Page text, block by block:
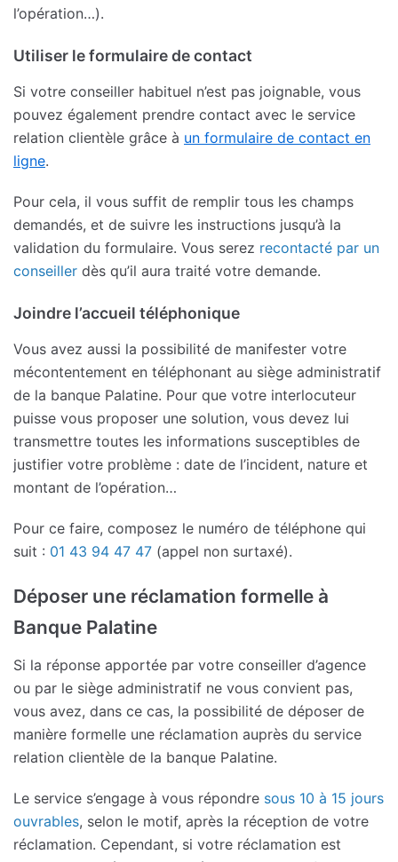
l’opération…).
Utiliser le formulaire de contact
Si votre conseiller habituel n’est pas joignable, vous
pouvez également prendre contact avec le service
relation clientèle grâce à un formulaire de contact en
ligne.
Pour cela, il vous suffit de remplir tous les champs
demandés, et de suivre les instructions jusqu’à la
validation du formulaire. Vous serez recontacté par un
conseiller dès qu’il aura traité votre demande.
Joindre l’accueil téléphonique
Vous avez aussi la possibilité de manifester votre
mécontentement en téléphonant au siège administratif
de la banque Palatine. Pour que votre interlocuteur
puisse vous proposer une solution, vous devez lui
transmettre toutes les informations susceptibles de
justifier votre problème : date de l’incident, nature et
montant de l’opération…
Pour ce faire, composez le numéro de téléphone qui
suit : 01 43 94 47 47 (appel non surtaxé).
Déposer une réclamation formelle à
Banque Palatine
Si la réponse apportée par votre conseiller d’agence
ou par le siège administratif ne vous convient pas,
vous avez, dans ce cas, la possibilité de déposer de
manière formelle une réclamation auprès du service
relation clientèle de la banque Palatine.
Le service s’engage à vous répondre sous 10 à 15 jours
ouvrables, selon le motif, après la réception de votre
réclamation. Cependant, si votre réclamation est